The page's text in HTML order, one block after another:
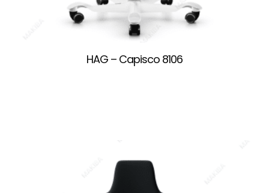
HAG – Capisco 8106